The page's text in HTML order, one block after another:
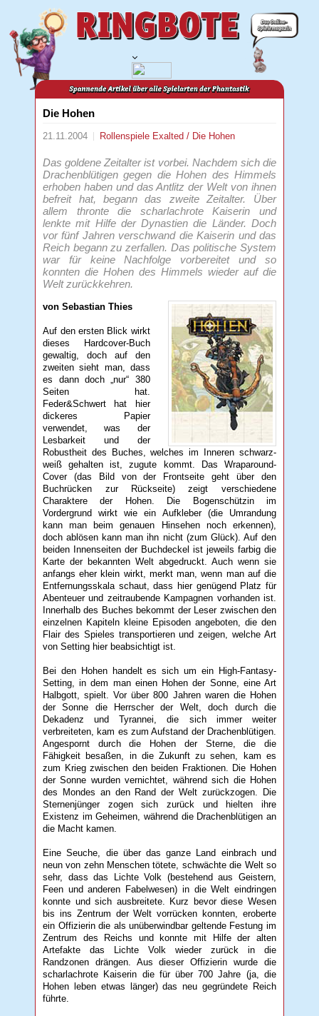
Die Hohen
21.11.2004 Rollenspiele Exalted / Die Hohen
Das goldene Zeitalter ist vorbei. Nachdem sich die
Drachenblütigen gegen die Hohen des Himmels
erhoben haben und das Antlitz der Welt von ihnen
befreit hat, begann das zweite Zeitalter. Über
allem thronte die scharlachrote Kaiserin und
lenkte mit Hilfe der Dynastien die Länder. Doch
vor fünf Jahren verschwand die Kaiserin und das
Reich begann zu zerfallen. Das politische System
war für keine Nachfolge vorbereitet und so
konnten die Hohen des Himmels wieder auf die
Welt zurückkehren.
von Sebastian Thies
Auf den ersten Blick wirkt
dieses Hardcover-Buch
gewaltig, doch auf den
zweiten sieht man, dass
es dann doch „nur“ 380
Seiten hat.
Feder&Schwert hat hier
dickeres Papier
verwendet, was der
Lesbarkeit und der
Robustheit des Buches, welches im Inneren schwarz-
weiß gehalten ist, zugute kommt. Das Wraparound-
Cover (das Bild von der Frontseite geht über den
Buchrücken zur Rückseite) zeigt verschiedene
Charaktere der Hohen. Die Bogenschützin im
Vordergrund wirkt wie ein Aufkleber (die Umrandung
kann man beim genauen Hinsehen noch erkennen),
doch ablösen kann man ihn nicht (zum Glück). Auf den
beiden Innenseiten der Buchdeckel ist jeweils farbig die
Karte der bekannten Welt abgedruckt. Auch wenn sie
anfangs eher klein wirkt, merkt man, wenn man auf die
Entfernungsskala schaut, dass hier genügend Platz für
Abenteuer und zeitraubende Kampagnen vorhanden ist.
Innerhalb des Buches bekommt der Leser zwischen den
einzelnen Kapiteln kleine Episoden angeboten, die den
Flair des Spieles transportieren und zeigen, welche Art
von Setting hier beabsichtigt ist.
Bei den Hohen handelt es sich um ein High-Fantasy-
Setting, in dem man einen Hohen der Sonne, eine Art
Halbgott, spielt. Vor über 800 Jahren waren die Hohen
der Sonne die Herrscher der Welt, doch durch die
Dekadenz und Tyrannei, die sich immer weiter
verbreiteten, kam es zum Aufstand der Drachenblütigen.
Angespornt durch die Hohen der Sterne, die die
Fähigkeit besaßen, in die Zukunft zu sehen, kam es
zum Krieg zwischen den beiden Fraktionen. Die Hohen
der Sonne wurden vernichtet, während sich die Hohen
des Mondes an den Rand der Welt zurückzogen. Die
Sternenjünger zogen sich zurück und hielten ihre
Existenz im Geheimen, während die Drachenblütigen an
die Macht kamen.
Eine Seuche, die über das ganze Land einbrach und
neun von zehn Menschen tötete, schwächte die Welt so
sehr, dass das Lichte Volk (bestehend aus Geistern,
Feen und anderen Fabelwesen) in die Welt eindringen
konnte und sich ausbreitete. Kurz bevor diese Wesen
bis ins Zentrum der Welt vorrücken konnten, eroberte
ein Offizierin die als unüberwindbar geltende Festung im
Zentrum des Reichs und konnte mit Hilfe der alten
Artefakte das Lichte Volk wieder zurück in die
Randzonen drängen. Aus dieser Offizierin wurde die
scharlachrote Kaiserin die für über 700 Jahre (ja, die
Hohen leben etwas länger) das neu gegründete Reich
führte.